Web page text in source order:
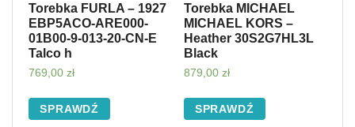
Torebka FURLA – 1927
EBP5ACO-ARE000-
01B00-9-013-20-CN-E
Talco h
769,00 zł
SPRAWDŹ
Torebka MICHAEL
MICHAEL KORS –
Heather 30S2G7HL3L
Black
879,00 zł
SPRAWDŹ